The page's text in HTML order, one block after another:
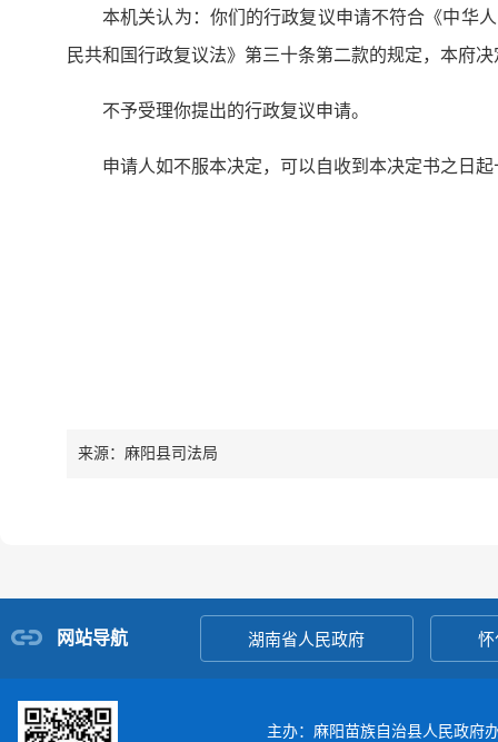
本机关认为：你们的行政复议申请不符合《中华
民共和国行政复议法》第三十条第二款的规定，本府
不予受理你提出的行政复议申请。
申请人如不服本决定，可以自收到本决定书之日
来源：麻阳县司法局
网站导航 湖南省人民政府
主办：麻阳苗族自治县人民政